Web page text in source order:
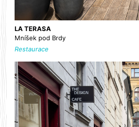
LA TERASA
Mníšek pod Brdy
Restaurace